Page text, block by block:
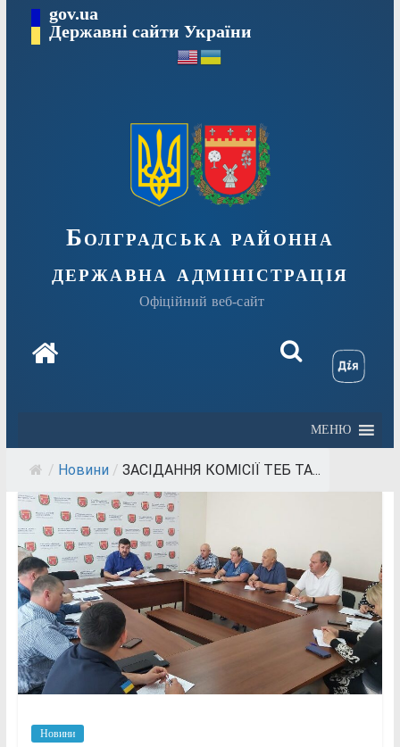
Перейтиgov.ua
Державні сайти України
Болградська районна
державна адміністрація
Офіційний веб-сайт
МЕНЮ
/ Новини / ЗАСІДАННЯ КОМІСІЇ ТЕБ ТА...
Новини